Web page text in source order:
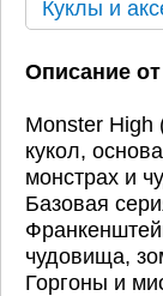
Куклы и
Описание
Monster
кукол,
монстрах и
Базовая
чудовища,
Горгоны и